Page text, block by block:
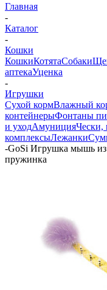
Главная
-
Каталог
-
Кошки
КошкиКотятаСобаки
аптекаУценка
-
Игрушки
Сухой кормВлажный
контейнерыФонтаны
и уходАмуницияЧески,
комплексыЛежанки
-GoSi Игрушка мышь из
пружинка